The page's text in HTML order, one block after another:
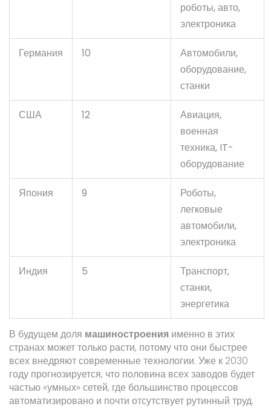
роботы, авто,
электроника
Германия 10
Автомобили,
оборудование,
станки
США 12
Авиация,
военная
техника, IT-
оборудование
Япония 9
Роботы,
легковые
автомобили,
электроника
Индия 5
Транспорт,
станки,
энергетика
В будущем доля машиностроения именно в этих
странах может только расти, потому что они быстрее
всех внедряют современные технологии. Уже к 2030
году прогнозируется, что половина всех заводов будет
частью «умных» сетей, где большинство процессов
автоматизировано и почти отсутствует рутинный труд.